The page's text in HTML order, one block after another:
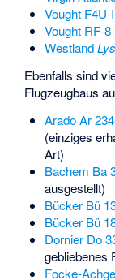
Vought F4U-
Vought RF-8
Westland
Ebenfalls sind
Flugzeugbaus
Arado Ar
(einziges
Art)
Bachem Ba
ausgestellt)
Bücker Bü
Bücker Bü
Dornier Do
gebliebenes
Focke-